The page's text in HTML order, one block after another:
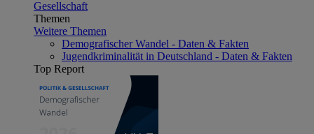
Gesellschaft
Themen
Weitere Themen
Demografischer Wandel - Daten & Fakten
Jugendkriminalität in Deutschland - Daten & Fakten
Top Report